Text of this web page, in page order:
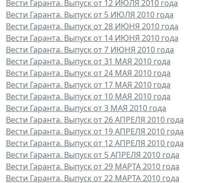
Вести Гаранта. Выпуск от 12 ИЮЛЯ 2010 года
Вести Гаранта. Выпуск от 5 ИЮЛЯ 2010 года
Вести Гаранта. Выпуск от 28 ИЮНЯ 2010 года
Вести Гаранта. Выпуск от 14 ИЮНЯ 2010 года
Вести Гаранта. Выпуск от 7 ИЮНЯ 2010 года
Вести Гаранта. Выпуск от 31 МАЯ 2010 года
Вести Гаранта. Выпуск от 24 МАЯ 2010 года
Вести Гаранта. Выпуск от 17 МАЯ 2010 года
Вести Гаранта. Выпуск от 10 МАЯ 2010 года
Вести Гаранта. Выпуск от 3 МАЯ 2010 года
Вести Гаранта. Выпуск от 26 АПРЕЛЯ 2010 года
Вести Гаранта. Выпуск от 19 АПРЕЛЯ 2010 года
Вести Гаранта. Выпуск от 12 АПРЕЛЯ 2010 года
Вести Гаранта. Выпуск от 5 АПРЕЛЯ 2010 года
Вести Гаранта. Выпуск от 29 МАРТА 2010 года
Вести Гаранта. Выпуск от 22 МАРТА 2010 года